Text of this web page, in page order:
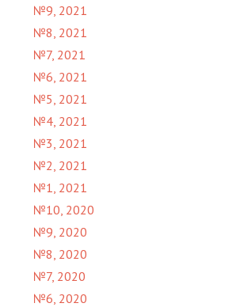
№9, 2021
№8, 2021
№7, 2021
№6, 2021
№5, 2021
№4, 2021
№3, 2021
№2, 2021
№1, 2021
№10, 2020
№9, 2020
№8, 2020
№7, 2020
№6, 2020